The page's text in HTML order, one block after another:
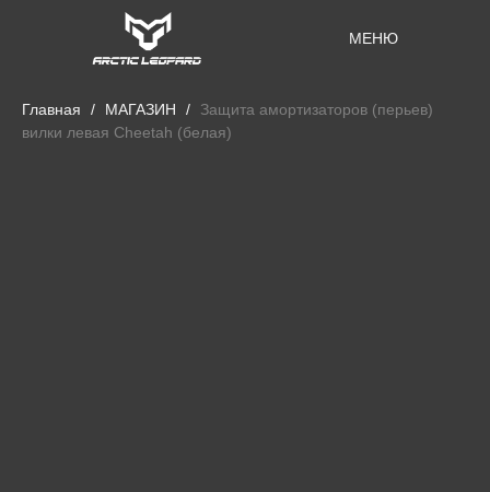
МЕНЮ
Главная МАГАЗИН
Защита амортизаторов (перьев)
вилки левая Cheetah (белая)